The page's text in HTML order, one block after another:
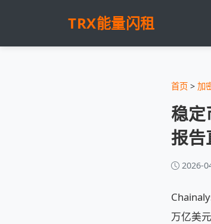
TRX能量闪租
首页 > 加
稳
报告
2026-
万亿美